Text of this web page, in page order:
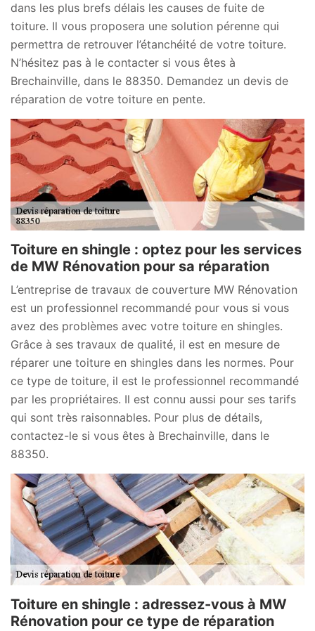
dans les plus brefs délais les causes de fuite de
toiture. Il vous proposera une solution pérenne qui
permettra de retrouver l’étanchéité de votre toiture.
N’hésitez pas à le contacter si vous êtes à
Brechainville, dans le 88350. Demandez un devis de
réparation de votre toiture en pente.
Toiture en shingle : optez pour les services
de MW Rénovation pour sa réparation
L’entreprise de travaux de couverture MW Rénovation
est un professionnel recommandé pour vous si vous
avez des problèmes avec votre toiture en shingles.
Grâce à ses travaux de qualité, il est en mesure de
réparer une toiture en shingles dans les normes. Pour
ce type de toiture, il est le professionnel recommandé
par les propriétaires. Il est connu aussi pour ses tarifs
qui sont très raisonnables. Pour plus de détails,
contactez-le si vous êtes à Brechainville, dans le
88350.
Toiture en shingle : adressez-vous à MW
Rénovation pour ce type de réparation